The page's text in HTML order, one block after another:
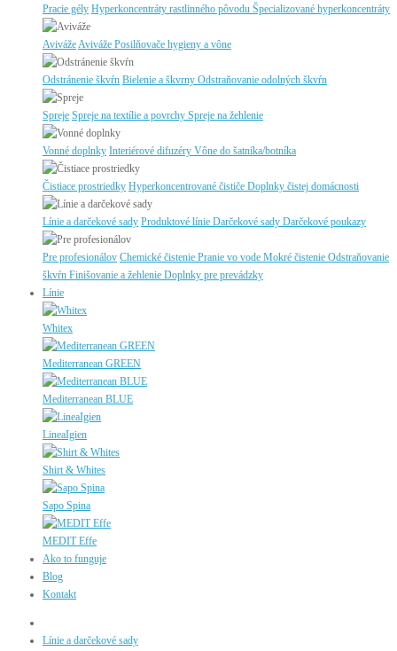
Pracie gély Hyperkoncentráty rastlinného pôvodu Špecializované hyperkoncentráty
AvivážeAviváže Posilňovače hygieny a vône
Odstránenie škvŕn Bielenie a škvrny Odstraňovanie odolných škvŕn
Spreje Spreje na textílie a povrchy Spreje na žehlenie
Vonné doplnky Interiérové difuzéry Vône do šatníka/botníka
Čistiace prostriedky Hyperkoncentrované čističe Doplnky čistej domácnosti
Línie a darčekové sady Produktové línie Darčekové sady Darčekové poukazy
Pre profesionálov Chemické čistenie Pranie vo vode Mokré čistenie Odstraňovanie
škvŕn Finišovanie a žehlenie Doplnky pre prevádzky
Línie
Whitex
Mediterranean GREEN
Mediterranean BLUE
LineaIgien
Shirt & Whites
Sapo Spina
MEDIT Effe
Ako to funguje
Blog
Kontakt
Línie a darčekové sady